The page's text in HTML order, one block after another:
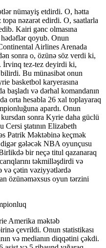
nümayiş etdirdi. O, hətta
nəzarət edirdi. O, saatlarla
Kairi gənc olmasına
hədəflər qoyub. Onun
Airlines Arenada
sonra o, özünə söz verdi ki,
İrvinq tez-tez deyirdi ki,
Bu münasibət onun
basketbol karyerasına
başladı və dərhal komandanın
orta hesabla 26 xal toplayaraq
apardı. Onun
sonra Kyrie daha güclü
ştatının Elizabeth
Patrik Məktəbinə keçmək
gələcək NBA oyunçusu
bir neçə titul qazanaraq
təkmilləşdirdi və
və çətin vəziyyətlərdə
özünəməxsus oyun tərzini
Amerika məktəb
çevrildi. Onun statistikası
və medianın diqqətini çəkdi.